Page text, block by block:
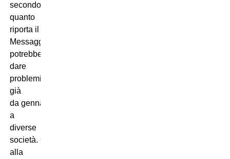
secondo
quanto
riporta il
Messaggero,
potrebbe
dare
problemi
già
da gennaio
a
diverse
società. Oltre
alla